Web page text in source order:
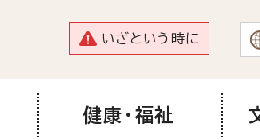
いざという時に
健康・福祉